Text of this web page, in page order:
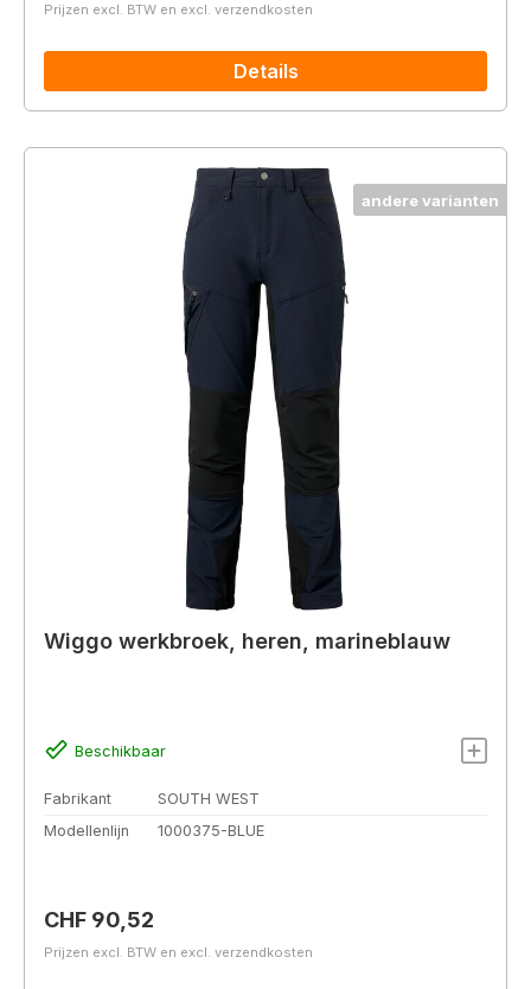
Prijzen excl. BTW en excl. verzendkosten
Details
andere varianten
Wiggo werkbroek, heren, marineblauw
Beschikbaar
Fabrikant
SOUTH WEST
Modellenlijn
1000375-BLUE
Normale prijs:
CHF 90,52
Prijzen excl. BTW en excl. verzendkosten